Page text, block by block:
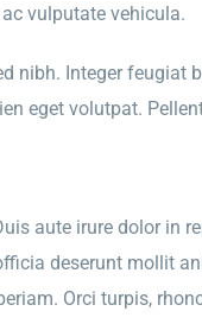
vulputate vehicula.
nibh. Integer
eget volutpat.
aute irure dolor in
deserunt mollit
Orci turpis,